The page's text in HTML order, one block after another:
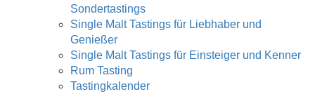
Sondertastings
Single Malt Tastings für Liebhaber und
Genießer
Single Malt Tastings für Einsteiger und Kenner
Rum Tasting
Tastingkalender